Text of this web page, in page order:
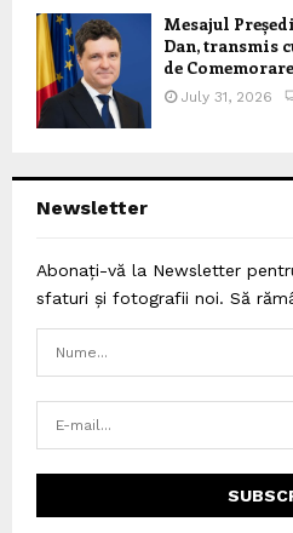
Mesajul
Dan, transmis
de
July 31, 2026
Newsletter
Abonați-vă la Newsletter
sfaturi și fotografii noi. Să